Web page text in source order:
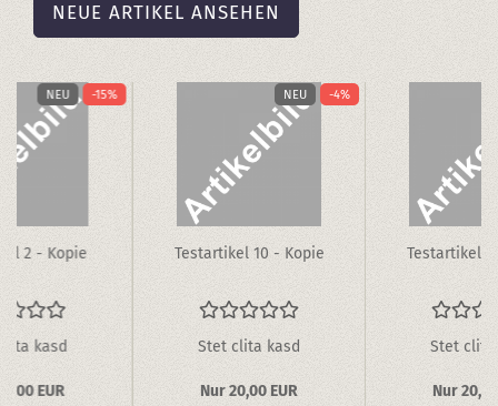
NEUE ARTIKEL ANSEHEN
NEU -15%
2 - Kopie
kasd
EUR
NEU -4%
Te­st­ar­ti­kel 10 - Kopie
Stet clita kasd
Nur 20,00 EUR
Te­st­ar­ti­kel
Stet clita
Nur